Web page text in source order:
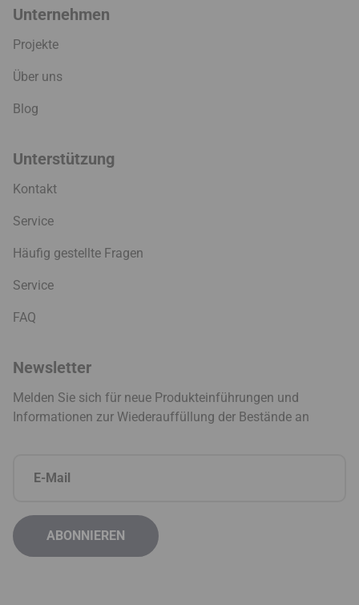
Unternehmen
Projekte
Über uns
Blog
Unterstützung
Kontakt
Service
Häufig gestellte Fragen
Service
FAQ
Newsletter
Melden Sie sich für neue Produkteinführungen und
Informationen zur Wiederauffüllung der Bestände an